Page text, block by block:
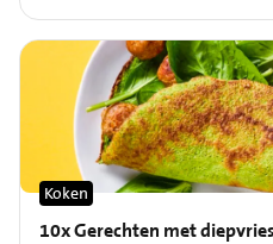
10x Gerechten met
Koken